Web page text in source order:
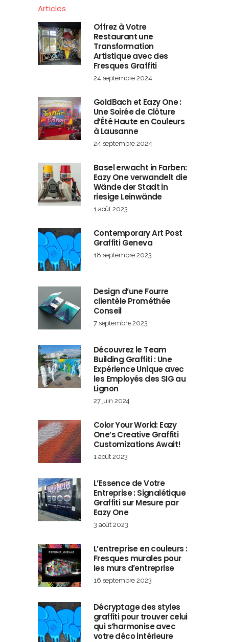
Articles
Offrez à Votre
Restaurant une
Transformation
Artistique avec des
Fresques Graffiti
24 septembre 2024
GoldBach et Eazy One :
Une Soirée de Clôture
d’Été Haute en Couleurs
à Lausanne
24 septembre 2024
Basel erwacht in Farben:
Eazy One verwandelt die
Wände der Stadt in
riesige Leinwände
1 août 2023
Contemporary Art Post
Graffiti Geneva
18 septembre 2023
Design d’une Fourre
clientèle Prométhée
Conseil
7 septembre 2023
Découvrez le Team
Building Graffiti : Une
Expérience Unique avec
les Employés des SIG au
Lignon
27 juin 2024
Color Your World: Eazy
One’s Creative Graffiti
Customizations Await!
1 août 2023
L’Essence de Votre
Entreprise : Signalétique
Graffiti sur Mesure par
Eazy One
3 août 2023
L’entreprise en couleurs :
Fresques murales pour
les murs d’entreprise
16 septembre 2023
Décryptage des styles
graffiti pour trouver celui
qui s’harmonise avec
votre déco intérieure